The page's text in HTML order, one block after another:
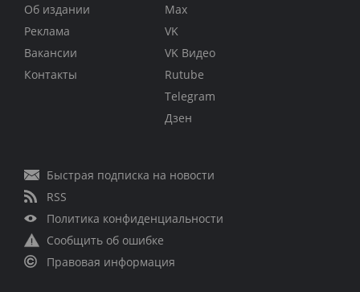
Об издании
Реклама
Вакансии
Контакты
Max
VK
VK Видео
Rutube
Telegram
Дзен
Быстрая подписка на новости
RSS
Политика конфиденциальности
Сообщить об ошибке
Правовая информация